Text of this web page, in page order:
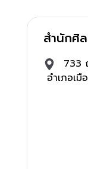
สำนักศิ
733
อำเภอเ